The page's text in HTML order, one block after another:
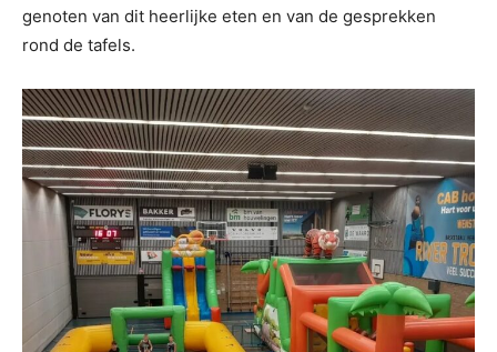
genoten van dit heerlijke eten en van de gesprekken
rond de tafels.